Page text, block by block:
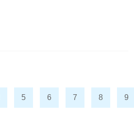
5 6 7 8 9